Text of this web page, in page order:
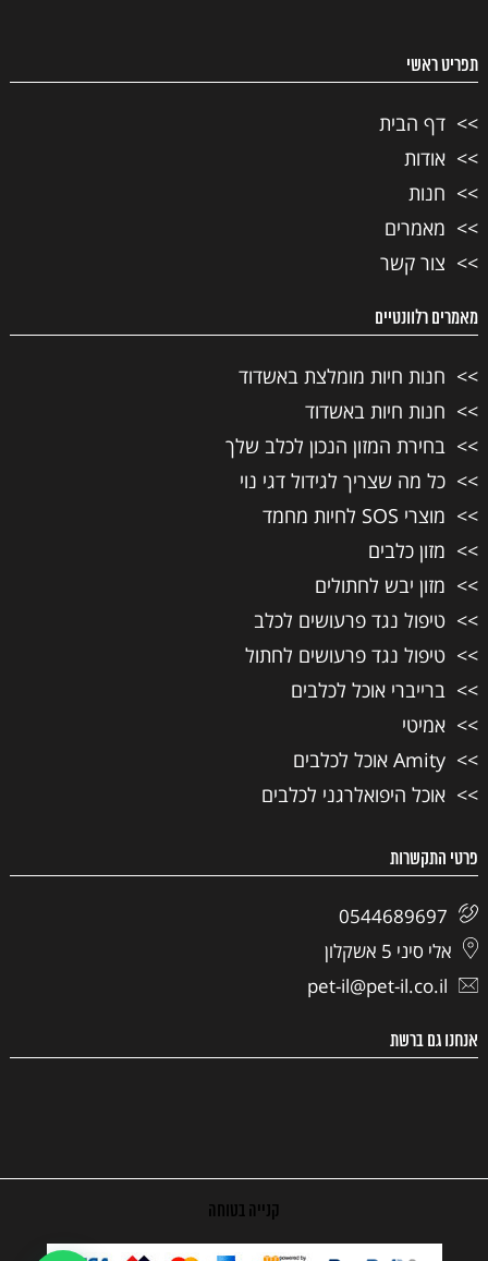
תפריט ראשי
דף הבית
אודות
חנות
מאמרים
צור קשר
מאמרים רלוונטיים
חנות חיות מומלצת באשדוד
חנות חיות באשדוד
בחירת המזון הנכון לכלב שלך
כל מה שצריך לגידול דגי נוי
מוצרי SOS לחיות מחמד
מזון כלבים
מזון יבש לחתולים
טיפול נגד פרעושים לכלב
טיפול נגד פרעושים לחתול
ברייברי אוכל לכלבים
אמיטי
Amity אוכל לכלבים
אוכל היפואלרגני לכלבים
פרטי התקשרות
0544689697
אלי סיני 5 אשקלון
pet-il@pet-il.co.il
אנחנו גם ברשת
קנייה בטוחה